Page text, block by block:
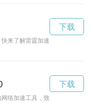
来了解雷霆加速器下载官网，为
下载
络加速工具，致力于提供稳定
下载